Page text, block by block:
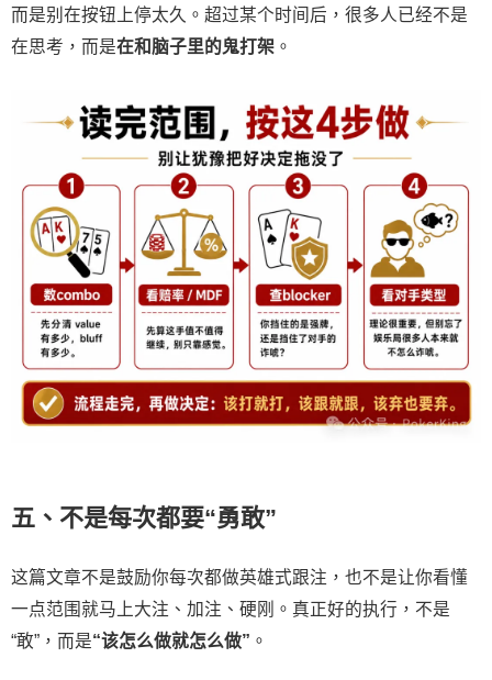
而是别在按钮上停太久。超过某个时间后，很多人已经不是
在思考，而是在和脑子里的鬼打架 。
五、不是每次都要“勇敢”
这篇文章不是鼓励你每次都做英雄式跟注，也不是让你看懂
一点范围就马上大注、加注、硬刚。真正好的执行，不是
“敢”，而是“该怎么做就怎么做” 。